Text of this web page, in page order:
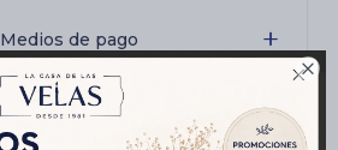

Medios de pago